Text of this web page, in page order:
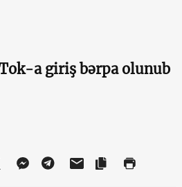
a giriş bərpa olunub